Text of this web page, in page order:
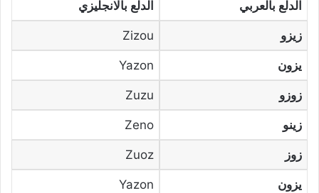
الدلع بالعربي الدلع بالانجليزي
زيزو Zizou
يزون Yazon
زوزو Zuzu
زينو Zeno
زوز Zuoz
يزون Yazon